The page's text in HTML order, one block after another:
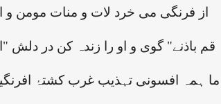
از فرنگی می خرد لات و منات مومن و
"قم باذنے" گوی و او را زندہ کن در دلش
ما ہمہ افسونی تہذیب غرب کشتۂ